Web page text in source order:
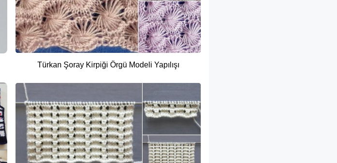
Türkan Şoray Kirpiği Örgü Modeli Yapılışı